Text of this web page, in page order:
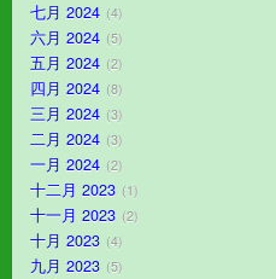
七月 2024 4
六月 2024 5
五月 2024 2
四月 2024 8
三月 2024 3
二月 2024 3
一月 2024 2
十二月 2023 1
十一月 2023 2
十月 2023 4
九月 2023 5